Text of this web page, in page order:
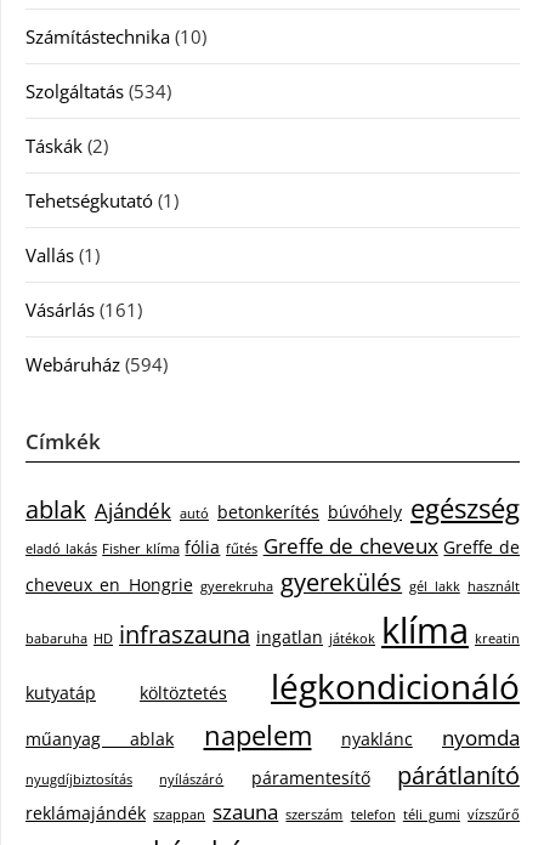
Számítástechnika (10)
Szolgáltatás (534)
Táskák (2)
Tehetségkutató (1)
Vallás (1)
Vásárlás (161)
Webáruház (594)
Címkék
ablak Ajándék autó betonkerítés búvóhely egészség
eladó lakás Fisher klíma fólia fűtés Greffe de cheveux Greffe de
cheveux en Hongrie gyerekruha gyerekülés gél lakk használt
babaruha HD infraszauna ingatlan játékok klíma kreatin
kutyatáp költöztetés légkondicionáló
műanyag ablak napelem nyaklánc nyomda
nyugdíjbiztosítás nyílászáró páramentesítő párátlanító
reklámajándék szappan szauna szerszám telefon téli gumi vízszűrő